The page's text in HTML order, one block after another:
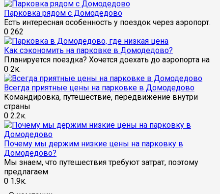
Парковка рядом с Домодедово
Есть интересная особенность у поездок через аэропорт.
0 262
Как сэкономить на парковке в Домодедово?
Планируется поездка? Хочется доехать до аэропорта на
0 2к.
Всегда приятные цены на парковке в Домодедово
Командировка, путешествие, передвижение внутри
страны
0 2.2к.
Почему мы держим низкие цены на парковку в
Домодедово?
Мы знаем, что путешествия требуют затрат, поэтому
предлагаем
0 1.9к.